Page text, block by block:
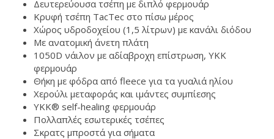
Δευτερεύουσα τσέπη με διπλό φερμουάρ
Κρυφή τσέπη TacTec στο πίσω μέρος
Χώρος υδροδοχείου (1,5 λίτρων) με κανάλι διόδου
Με ανατομική άνετη πλάτη
1050D νάιλον με αδίαβροχη επίστρωση, ΥΚΚ
φερμουάρ
Θήκη με φόδρα από fleece για τα γυαλιά ηλίου
Χερούλι μεταφοράς και ιμάντες συμπίεσης
YKK® self-healing φερμουάρ
Πολλαπλές εσωτερικές τσέπες
Σκρατς μπροστά για σήματα